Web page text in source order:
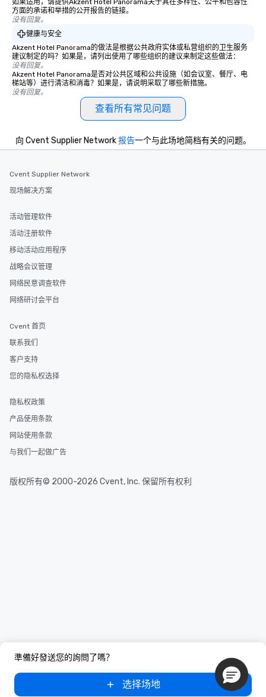
如果适用，请提供Akzent Hotel Panorama关于其在多样性、公平和包容性
方面的承诺和举措的公开报告的链接。
没有回复。
健康与安全
Akzent Hotel Panorama的做法是根据公共政府实体或私营组织的卫生服务
建议制定的吗？如果是，请列出使用了哪些组织的建议来制定这些做法：
没有回复。
Akzent Hotel Panorama是否对公共区域和公共设施（如会议室、餐厅、电
梯站等）进行清洁和消毒？如果是，请说明采取了哪些新措施。
没有回复。
查看所有常见问题
準備好發送您的詢問了嗎？
选择场地
向 Cvent Supplier Network报告一个与此场地简档有关的问题。
Cvent Supplier Network
现场解决方案
活动管理软件
活动注册软件
移动活动应用程序
战略会议管理
网络民意调查软件
网络研讨会平台
Cvent 首页
联系我们
客户支持
您的隐私权选择
隐私权政策
产品使用条款
网站使用条款
与我们一起做广告
版权所有© 2000-2026 Cvent, Inc. 保留所有权利